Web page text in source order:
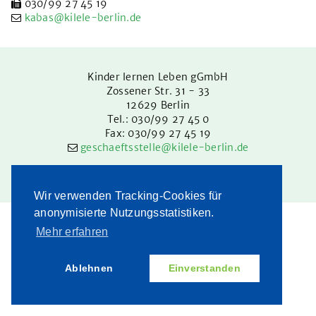
Wir verwenden Tracking-Cookies für
anonymisierte Nutzungsstatistiken.
Mehr erfahren
Ablehnen Einverstanden
Kinderschutzbeauftragte
MD Jugendhilfe
Betriebsrat
Partizipation
Spenden
030/99 27 45 19
kabas@kilele-berlin.de
Kinder lernen Leben gGmbH
Zossener Str. 31 - 33
12629 Berlin
Tel.: 030/99 27 45 0
Fax: 030/99 27 45 19
geschaeftsstelle@kilele-berlin.de